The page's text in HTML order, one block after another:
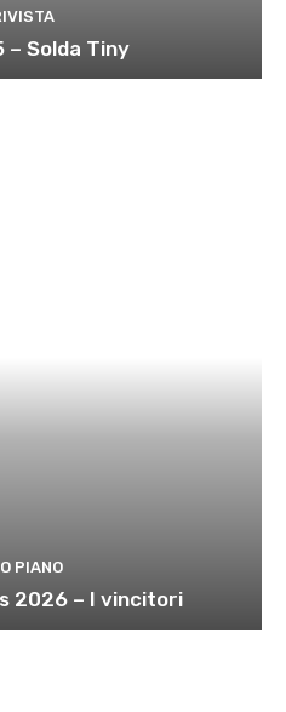
– Solda Tiny
PIANO
2026 – I vincitori